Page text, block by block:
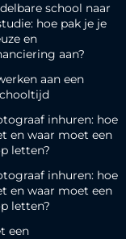
school naar
hoe pak je je
en
aan?
aan een
inhuren: hoe
en waar moet een
letten?
inhuren: hoe
en waar moet een
letten?
een